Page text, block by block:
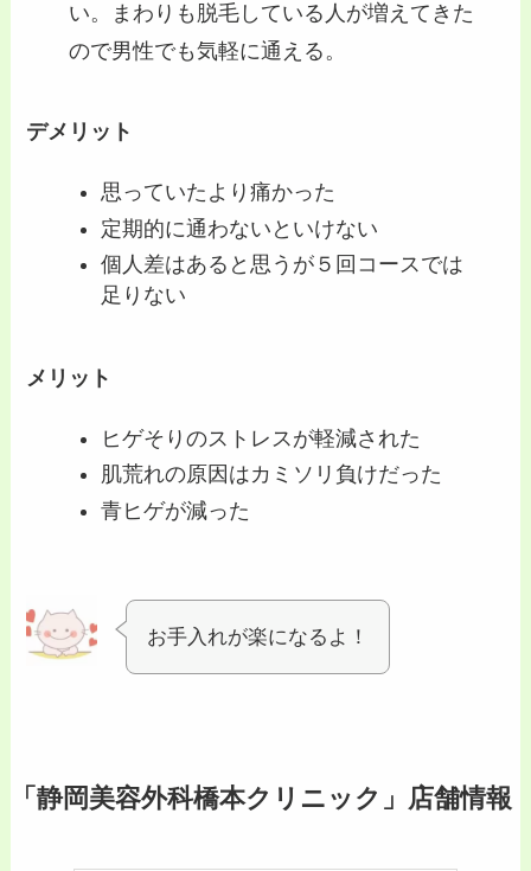
い。まわりも脱毛している人が増えてきた
ので男性でも気軽に通える。
デメリット
思っていたより痛かった
定期的に通わないといけない
個人差はあると思うが５回コースでは
足りない
メリット
ヒゲそりのストレスが軽減された
肌荒れの原因はカミソリ負けだった
青ヒゲが減った
お手入れが楽になるよ！
「静岡美容外科橋本クリニック」店舗情報